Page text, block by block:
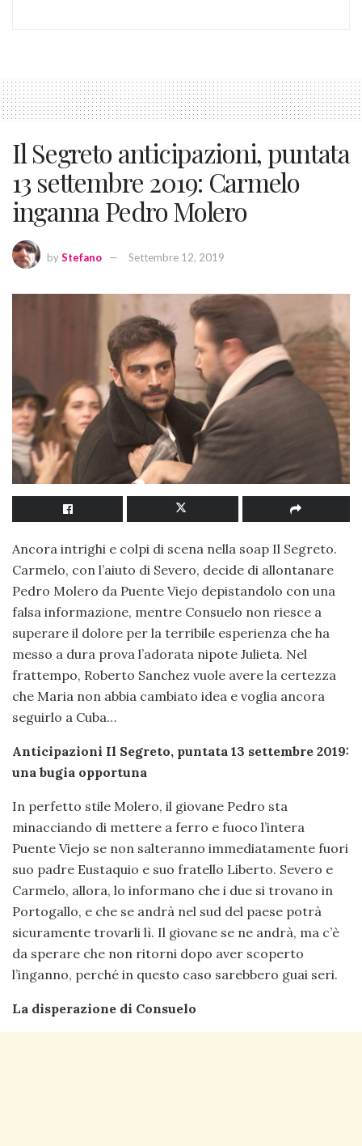
Il Segreto anticipazioni, puntata
13 settembre 2019: Carmelo
inganna Pedro Molero
byStefano Settembre 12, 2019
Ancora intrighi e colpi di scena nella soap Il Segreto.
Carmelo, con l’aiuto di Severo, decide di allontanare
Pedro Molero da Puente Viejo depistandolo con una
falsa informazione, mentre Consuelo non riesce a
superare il dolore per la terribile esperienza che ha
messo a dura prova l’adorata nipote Julieta. Nel
frattempo, Roberto Sanchez vuole avere la certezza
che Maria non abbia cambiato idea e voglia ancora
seguirlo a Cuba…
Anticipazioni Il Segreto, puntata 13 settembre 2019:
una bugia opportuna
In perfetto stile Molero, il giovane Pedro sta
minacciando di mettere a ferro e fuoco l’intera
Puente Viejo se non salteranno immediatamente fuori
suo padre Eustaquio e suo fratello Liberto. Severo e
Carmelo, allora, lo informano che i due si trovano in
Portogallo, e che se andrà nel sud del paese potrà
sicuramente trovarli lì. Il giovane se ne andrà, ma c’è
da sperare che non ritorni dopo aver scoperto
l’inganno, perché in questo caso sarebbero guai seri.
La disperazione di Consuelo